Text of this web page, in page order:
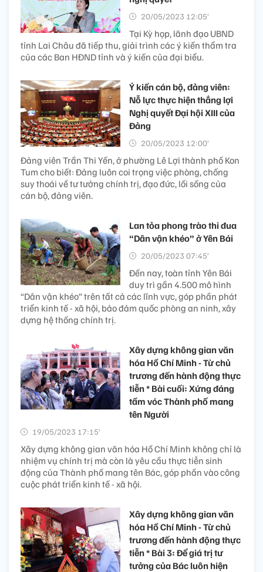
20/05/2023 12:05’
Tại Kỳ họp, lãnh đạo UBND
tỉnh Lai Châu đã tiếp thu, giải trình các ý kiến thẩm tra
của các Ban HĐND tỉnh và ý kiến của đại biểu.
Ý kiến cán bộ, đảng viên:
Nỗ lực thực hiện thắng lợi
Nghị quyết Đại hội XIII của
Đảng
20/05/2023 12:00’
Đảng viên Trần Thi Yến, ở phường Lê Lợi thành phố Kon
Tum cho biết: Đảng luôn coi trọng việc phòng, chống
suy thoái về tư tưởng chính trị, đạo đức, lối sống của
cán bộ, đảng viên.
Lan tỏa phong trào thi đua
“Dân vận khéo” ở Yên Bái
20/05/2023 07:45’
Đến nay, toàn tỉnh Yên Bái
duy trì gần 4.500 mô hình
“Dân vận khéo” trên tất cả các lĩnh vực, góp phần phát
triển kinh tế - xã hội, bảo đảm quốc phòng an ninh, xây
dựng hệ thống chính trị.
Xây dựng không gian văn
hóa Hồ Chí Minh - Từ chủ
trương đến hành động thực
tiễn * Bài cuối: Xứng đáng
tầm vóc Thành phố mang
tên Người
19/05/2023 17:15’
Xây dựng không gian văn hóa Hồ Chí Minh không chỉ là
nhiệm vụ chính trị mà còn là yêu cầu thực tiễn sinh
động của Thành phố mang tên Bác, góp phần vào công
cuộc phát triển kinh tế - xã hội.
Xây dựng không gian văn
hóa Hồ Chí Minh - Từ chủ
trương đến hành động thực
tiễn * Bài 3: Để giá trị tư
tưởng của Bác luôn hiện